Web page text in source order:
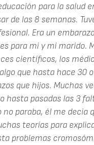
para la salud
de las 8 semanas.
Era un
para mi y mi marido.
científicos, los
que hasta hace 30
que hijos. Muchas
hasta pasadas las 3
paraba, él me decía
teorías para
problemas